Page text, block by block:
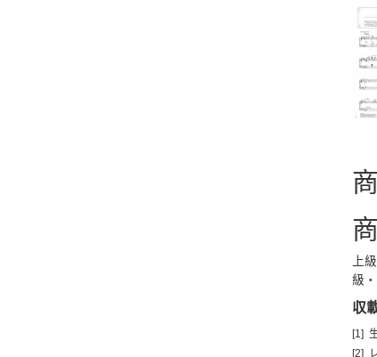
上
級
収
[1]
[2]